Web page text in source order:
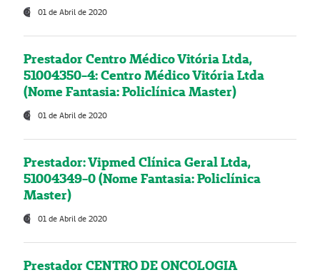
01 de Abril de 2020
Prestador Centro Médico Vitória Ltda,
51004350-4: Centro Médico Vitória Ltda
(Nome Fantasia: Policlínica Master)
01 de Abril de 2020
Prestador: Vipmed Clínica Geral Ltda,
51004349-0 (Nome Fantasia: Policlínica
Master)
01 de Abril de 2020
Prestador CENTRO DE ONCOLOGIA